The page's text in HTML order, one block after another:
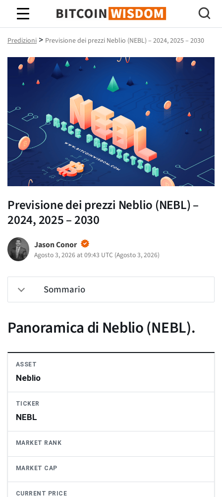
Saggezza Bitcoin
Predizioni > Previsione dei prezzi Neblio (NEBL) – 2024, 2025 – 2030
Previsione dei prezzi Neblio (NEBL) –
2024, 2025 – 2030
Jason Conor
Agosto 3, 2026 at 09:43 UTC (Agosto 3, 2026)
Sommario
Panoramica di Neblio (NEBL).
ASSET
Neblio
TICKER
NEBL
MARKET RANK
MARKET CAP
CURRENT PRICE